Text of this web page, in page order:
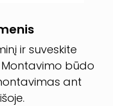
ir suveskite
būdo
ant